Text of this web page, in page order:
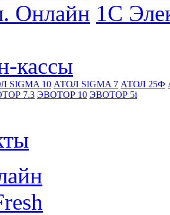
Онлайн 1С
кассы
SIGMA 10 АТОЛ SIGMA 7 АТОЛ 25Ф
7.3 ЭВОТОР 10 ЭВОТОР 5i